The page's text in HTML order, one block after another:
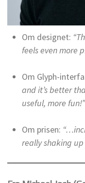
Om designet:
feels even more
Om Glyph-
and it’s better
useful, more fun!”
Om prisen:
really shaking